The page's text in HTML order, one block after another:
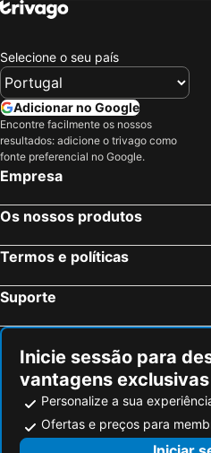
Selecione o seu país
Adicionar no Google
Encontre facilmente os nossos
resultados: adicione o trivago como
fonte preferencial no Google.
Empresa
Os nossos produtos
Termos e políticas
Suporte
Inicie sessão para
vantagens
Personalize a sua
Ofertas e preços para